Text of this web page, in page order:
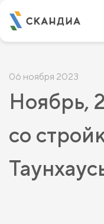
06 ноября 2023
Ноябрь,
со